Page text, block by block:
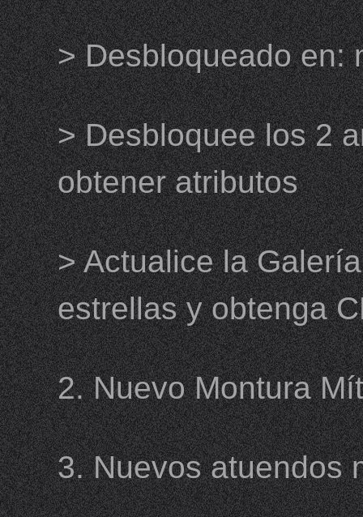
> Desbloqueado en:
> Desbloquee los 2
obtener atributos
> Actualice la
estrellas y obtenga
2. Nuevo Montura
3. Nuevos atuendos